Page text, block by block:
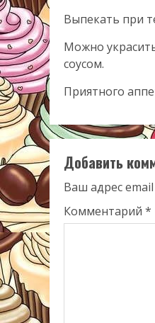
Выпекать при
Можно
соусом.
Приятного
Добавить
Ваш адрес
Комментарий *